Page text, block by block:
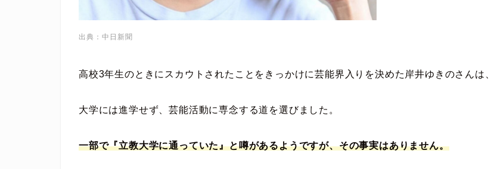
出典：中日新聞
高校3年生のときにスカウトされたことをきっかけに芸能界入りを決めた岸井ゆきのさんは、
大学には進学せず、芸能活動に専念する道を選びました。
一部で『立教大学に通っていた』と噂があるようですが、その事実はありません。